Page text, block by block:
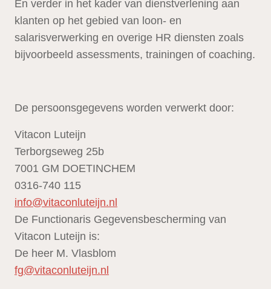
En verder in het kader van dienstverlening aan
klanten op het gebied van loon- en
salarisverwerking en overige HR diensten zoals
bijvoorbeeld assessments, trainingen of coaching.
De persoonsgegevens worden verwerkt door:
Vitacon Luteijn
Terborgseweg 25b
7001 GM DOETINCHEM
0316-740 115
info@vitaconluteijn.nl
De Functionaris Gegevensbescherming van
Vitacon Luteijn is:
De heer M. Vlasblom
fg@vitaconluteijn.nl